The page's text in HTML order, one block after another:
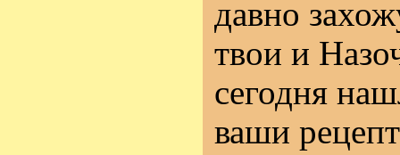
давно
твои и
сегодня
ваши